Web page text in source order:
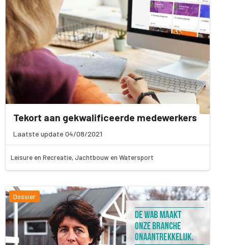
Tekort aan gekwalificeerde medewerkers
Laatste update 04/08/2021
Leisure en Recreatie, Jachtbouw en Watersport
Dossier